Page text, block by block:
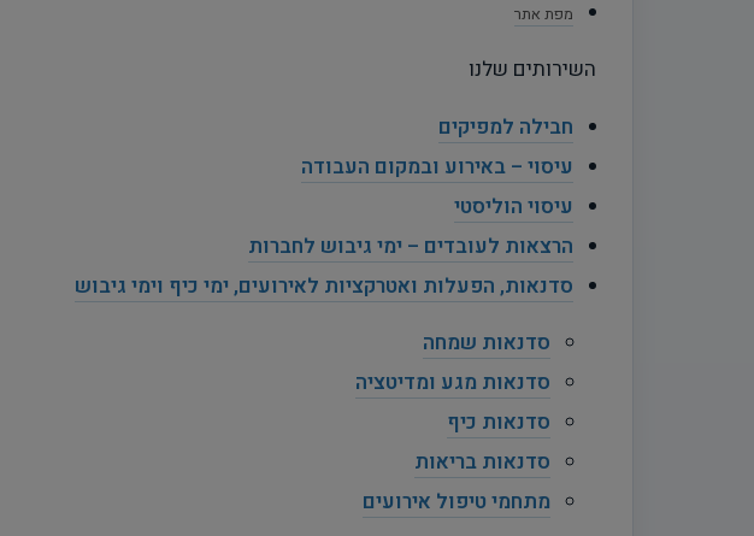
מפת אתר
השירותים שלנו
חבילה למפיקים
עיסוי – באירוע ובמקום העבודה
עיסוי הוליסטי
הרצאות לעובדים – ימי גיבוש לחברות
סדנאות, הפעלות ואטרקציות לאירועים, ימי כיף וימי גיבוש
סדנאות שמחה
סדנאות מגע ומדיטציה
סדנאות כיף
סדנאות בריאות
מתחמי טיפול אירועים